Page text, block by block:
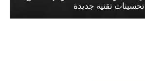
تحسينات تقنية جديدة